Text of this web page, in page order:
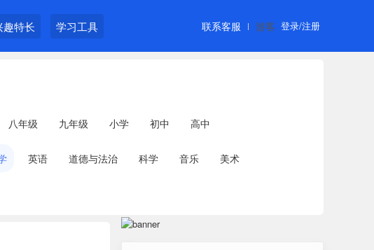
趣特长 学习工具 游客 登录/注册
联系客服
八年级 九年级 小学 初中 高中
英语 道德与法治 科学 音乐 美术